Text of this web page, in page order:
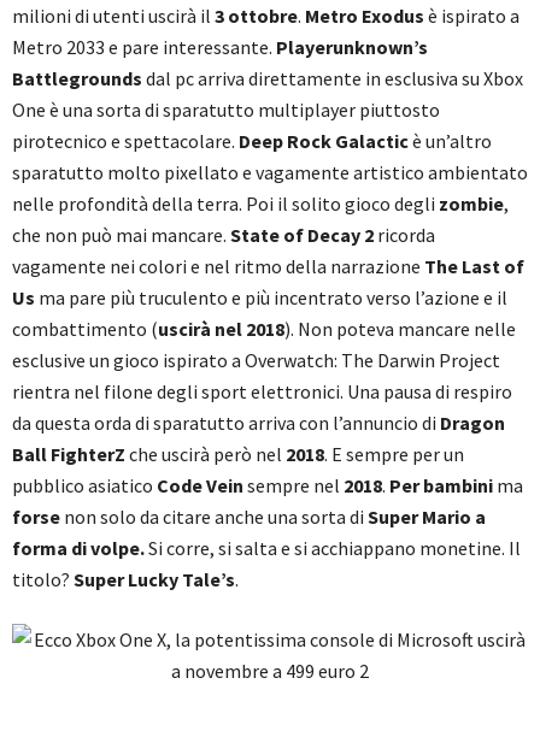
milioni di utenti uscirà il 3 ottobre. Metro Exodus è ispirato a
Metro 2033 e pare interessante. Playerunknown’s
Battlegrounds dal pc arriva direttamente in esclusiva su Xbox
One è una sorta di sparatutto multiplayer piuttosto
pirotecnico e spettacolare. Deep Rock Galacticè un’altro
sparatutto molto pixellato e vagamente artistico ambientato
nelle profondità della terra. Poi il solito gioco degli zombie,
che non può mai mancare. State of Decay 2 ricorda
vagamente nei colori e nel ritmo della narrazione The Last of
Us ma pare più truculento e più incentrato verso l’azione e il
combattimento (uscirà nel 2018). Non poteva mancare nelle
esclusive un gioco ispirato a Overwatch: The Darwin Project
rientra nel filone degli sport elettronici. Una pausa di respiro
da questa orda di sparatutto arriva con l’annuncio di Dragon
Ball FighterZ che uscirà però nel 2018. E sempre per un
pubblico asiatico Code Vein sempre nel 2018. Per bambini ma
forse non solo da citare anche una sorta di Super Mario a
forma di volpe.Si corre, si salta e si acchiappano monetine. Il
titolo? Super Lucky Tale’s.